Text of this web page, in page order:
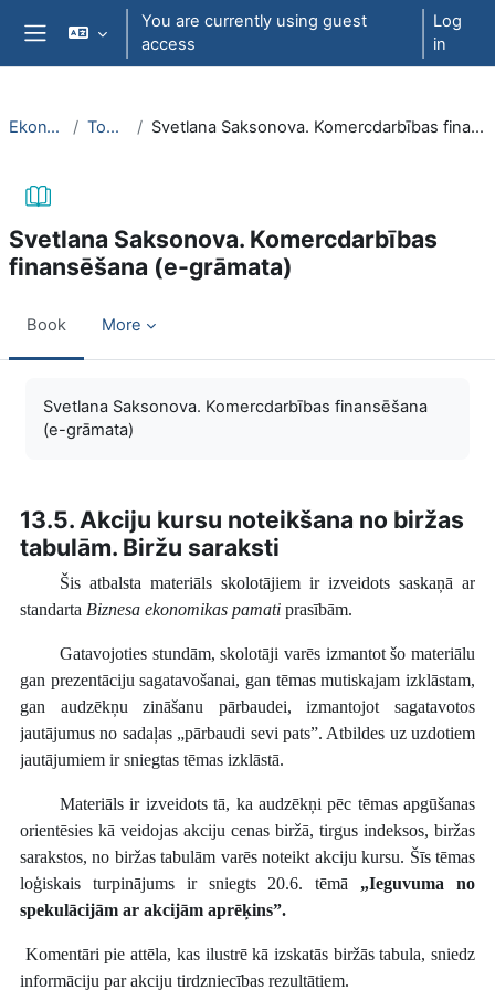
Skip to main content
You are currently using guest
access
Log
in
EkonT000 Topic 27 Svetlana Saksonova. Komercdarbības finansēšana (e-grāmata)
Svetlana Saksonova. Komercdarbības
finansēšana (e-grāmata)
Book More
Svetlana Saksonova. Komercdarbības finansēšana
(e-grāmata)
13.5. Akciju kursu noteikšana no biržas
tabulām. Biržu saraksti
Šis atbalsta materiāls skolotājiem ir izveidots saskaņā ar
standarta Biznesa ekonomikas pamati prasībām.
Gatavojoties stundām, skolotāji varēs izmantot šo materiālu
gan prezentāciju sagatavošanai, gan tēmas mutiskajam izklāstam,
gan audzēkņu zināšanu pārbaudei, izmantojot sagatavotos
jautājumus no sadaļas „pārbaudi sevi pats”. Atbildes uz uzdotiem
jautājumiem ir sniegtas tēmas izklāstā.
Materiāls ir izveidots tā, ka audzēkņi pēc tēmas apgūšanas
orientēsies kā veidojas akciju cenas biržā, tirgus indeksos, biržas
sarakstos, no biržas tabulām varēs noteikt akciju kursu. Šīs tēmas
loģiskais turpinājums ir sniegts 20.6. tēmā „Ieguvuma no
spekulācijām ar akcijām aprēķins”.
Komentāri pie attēla, kas ilustrē kā izskatās biržās tabula, sniedz
informāciju par akciju tirdzniecības rezultātiem.